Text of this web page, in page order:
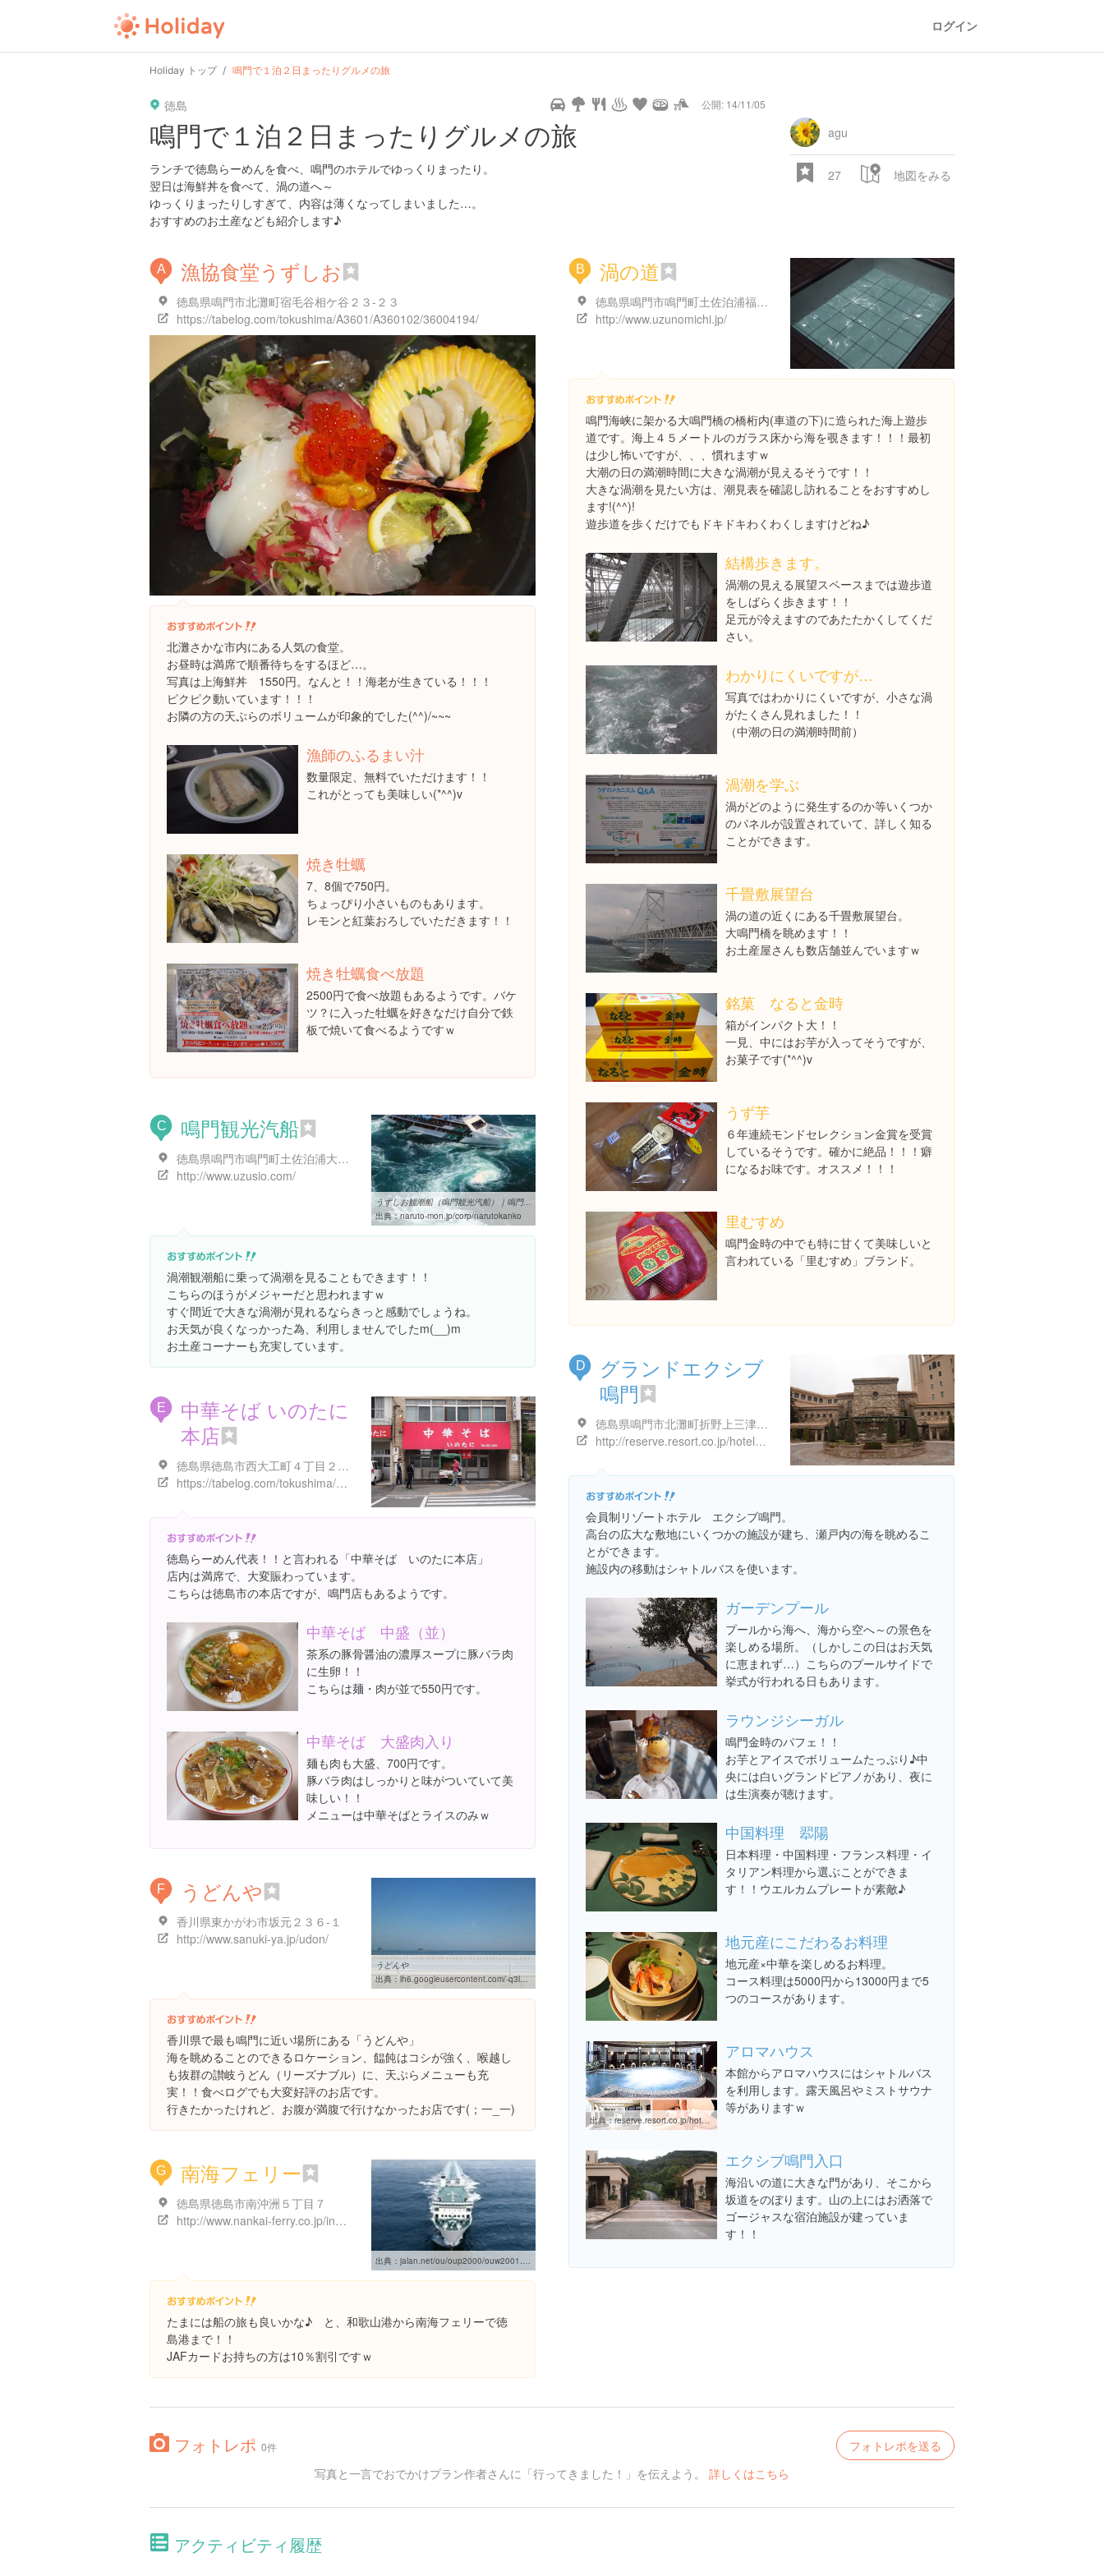
ログイン
Holiday トップ 鳴門で１泊２日まったりグルメの旅
徳島 公開: 14/11/05
28.522 px
user
hyogo
pin tel guide
鳴門で１泊２日まったりグルメの旅
ランチで徳島らーめんを食べ、鳴門のホテルでゆっくりまったり。
翌日は海鮮丼を食べて、渦の道へ～
ゆっくりまったりしすぎて、内容は薄くなってしまいました…。
おすすめのお土産なども紹介します♪
agu
27 地図をみる
A 漁協食堂うずしお
徳島県鳴門市北灘町宿毛谷相ケ谷２３-２３
https://tabelog.com/tokushima/A3601/A360102/36004194/
北灘さかな市内にある人気の食堂。
お昼時は満席で順番待ちをするほど…。
写真は上海鮮丼 1550円。なんと！！海老が生きている！！！
ピクピク動いています！！！
お隣の方の天ぷらのボリュームが印象的でした(^^)/~~~
漁師のふるまい汁
数量限定、無料でいただけます！！
これがとっても美味しい(*^^)v
焼き牡蠣
7、8個で750円。
ちょっぴり小さいものもあります。
レモンと紅葉おろしでいただきます！！
焼き牡蠣食べ放題
2500円で食べ放題もあるようです。バケ
ツ？に入った牡蠣を好きなだけ自分で鉄
板で焼いて食べるようですｗ
B 渦の道
徳島県鳴門市鳴門町土佐泊浦福池 内 鳴門公園
http://www.uzunomichi.jp/
鳴門海峡に架かる大鳴門橋の橋桁内(車道の下)に造られた海上遊歩
道です。海上４５メートルのガラス床から海を覗きます！！！最初
は少し怖いですが、、、慣れますｗ
大潮の日の満潮時間に大きな渦潮が見えるそうです！！
大きな渦潮を見たい方は、潮見表を確認し訪れることをおすすめし
ます!(^^)!
遊歩道を歩くだけでもドキドキわくわくしますけどね♪
結構歩きます。
渦潮の見える展望スペースまでは遊歩道
をしばらく歩きます！！
足元が冷えますのであたたかくしてくだ
さい。
わかりにくいですが…
写真ではわかりにくいですが、小さな渦
がたくさん見れました！！
（中潮の日の満潮時間前）
渦潮を学ぶ
渦がどのように発生するのか等いくつか
のパネルが設置されていて、詳しく知る
ことができます。
千畳敷展望台
渦の道の近くにある千畳敷展望台。
大鳴門橋を眺めます！！
お土産屋さんも数店舗並んでいますｗ
銘菓 なると金時
箱がインパクト大！！
一見、中にはお芋が入ってそうですが、
お菓子です(*^^)v
うず芋
６年連続モンドセレクション金賞を受賞
しているそうです。確かに絶品！！！癖
になるお味です。オススメ！！！
里むすめ
鳴門金時の中でも特に甘くて美味しいと
言われている「里むすめ」ブランド。
C 鳴門観光汽船
徳島県鳴門市鳴門町土佐泊浦大毛２６４-１
http://www.uzusio.com/
うずしお観潮船（鳴門観光汽船）｜鳴門のお店・企業｜鳴門総合情報 ...
出典：naruto-mon.jp/corp/narutokanko
渦潮観潮船に乗って渦潮を見ることもできます！！
こちらのほうがメジャーだと思われますｗ
すぐ間近で大きな渦潮が見れるならきっと感動でしょうね。
お天気が良くなっかった為、利用しませんでしたm(__)m
お土産コーナーも充実しています。
D
グランドエクシブ
鳴門
徳島県鳴門市北灘町折野上三津167-3
http://reserve.resort.co.jp/hotels/xiv/naru/index.html
会員制リゾートホテル エクシブ鳴門。
高台の広大な敷地にいくつかの施設が建ち、瀬戸内の海を眺めるこ
とができます。
施設内の移動はシャトルバスを使います。
ガーデンプール
プールから海へ、海から空へ～の景色を
楽しめる場所。（しかしこの日はお天気
に恵まれず…）こちらのプールサイドで
挙式が行われる日もあります。
ラウンジシーガル
鳴門金時のパフェ！！
お芋とアイスでボリュームたっぷり♪中
央には白いグランドピアノがあり、夜に
は生演奏が聴けます。
中国料理 翆陽
日本料理・中国料理・フランス料理・イ
タリアン料理から選ぶことができま
す！！ウエルカムプレートが素敵♪
地元産にこだわるお料理
地元産×中華を楽しめるお料理。
コース料理は5000円から13000円まで5
つのコースがあります。
出典：reserve.resort.co.jp/hotels../xiv/naru/facility/esthe/index.html
アロマハウス
本館からアロマハウスにはシャトルバス
を利用します。露天風呂やミストサウナ
等がありますｗ
エクシブ鳴門入口
海沿いの道に大きな門があり、そこから
坂道をのぼります。山の上にはお洒落で
ゴージャスな宿泊施設が建っていま
す！！
E
中華そば いのたに
本店
徳島県徳島市西大工町４丁目２５ 猪谷ビル
https://tabelog.com/tokushima/A3601/A360101/36000011/
徳島らーめん代表！！と言われる「中華そば いのたに本店」
店内は満席で、大変賑わっています。
こちらは徳島市の本店ですが、鳴門店もあるようです。
中華そば 中盛（並）
茶系の豚骨醤油の濃厚スープに豚バラ肉
に生卵！！
こちらは麺・肉が並で550円です。
中華そば 大盛肉入り
麺も肉も大盛、700円です。
豚バラ肉はしっかりと味がついていて美
味しい！！
メニューは中華そばとライスのみｗ
F うどんや
香川県東かがわ市坂元２３６-１
http://www.sanuki-ya.jp/udon/
うどんや
出典： lh6.googleusercontent.com/-q3lC11ow_K4/TqufLOrGi5I/AAAAAAAAAUs/EGTXCK4FbSc/w460-h310/%25E3%2581%2586%25E3%2581%25A9%25E3%2582%2593%25E3%2582%2584
香川県で最も鳴門に近い場所にある「うどんや」
海を眺めることのできるロケーション、饂飩はコシが強く、喉越し
も抜群の讃岐うどん（リーズナブル）に、天ぷらメニューも充
実！！食べログでも大変好評のお店です。
行きたかったけれど、お腹が満腹で行けなかったお店です(；一_一)
G 南海フェリー
徳島県徳島市南沖洲５丁目７
http://www.nankai-ferry.co.jp/index.html
出典： jalan.net/ou/oup2000/ouw2001.do?afCd=&rootCd=010000&screenId=OUW1302&spotId=guide000000179676
たまには船の旅も良いかな♪ と、和歌山港から南海フェリーで徳
島港まで！！
JAFカードお持ちの方は10％割引ですｗ
フォトレポ 0件
フォトレポを送る
写真と一言でおでかけプラン作者さんに「行ってきました！」を伝えよう。 詳しくはこちら
アクティビティ履歴